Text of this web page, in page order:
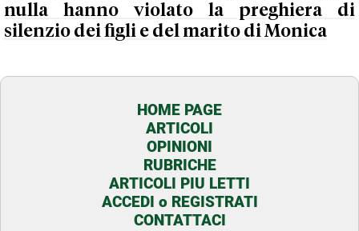
nulla hanno violato la preghiera di
silenzio dei figli e del marito di Monica
HOME PAGE
ARTICOLI
OPINIONI
RUBRICHE
ARTICOLI PIU LETTI
ACCEDI o REGISTRATI
CONTATTACI